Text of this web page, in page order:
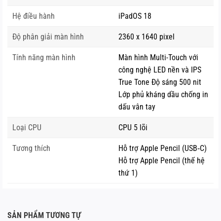
Hệ điều hành iPadOS 18
Độ phân giải màn hình 2360 x 1640 pixel
Tính năng màn hình
Màn hình Multi-Touch với
công nghệ LED nền và IPS
True Tone Độ sáng 500 nit
Lớp phủ kháng dầu chống in
dấu vân tay
Loại CPU CPU 5 lõi
Tương thích
Hỗ trợ Apple Pencil (USB‑C)
Hỗ trợ Apple Pencil (thế hệ
thứ 1)
SẢN PHẨM TƯƠNG TỰ